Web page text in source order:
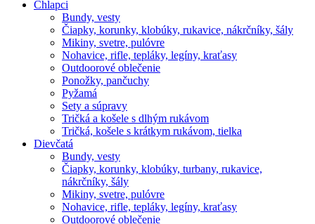
Chlapci
Bundy, vesty
Čiapky, korunky, klobúky, rukavice, nákrčníky, šály
Mikiny, svetre, pulóvre
Nohavice, rifle, tepláky, legíny, kraťasy
Outdoorové oblečenie
Ponožky, pančuchy
Pyžamá
Sety a súpravy
Tričká a košele s dlhým rukávom
Tričká, košele s krátkym rukávom, tielka
Dievčatá
Bundy, vesty
Čiapky, korunky, klobúky, turbany, rukavice,
nákrčníky, šály
Mikiny, svetre, pulóvre
Nohavice, rifle, tepláky, legíny, kraťasy
Outdoorové oblečenie